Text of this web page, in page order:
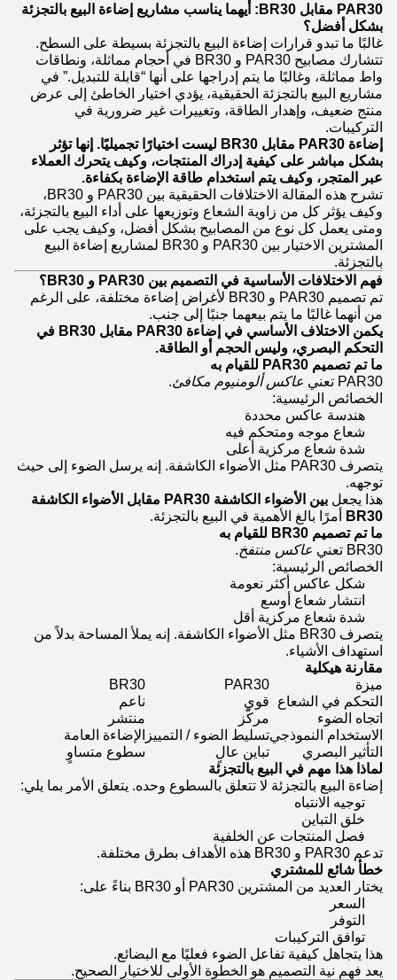
PAR30 مقابل BR30: أيهما يناسب مشاريع إضاءة البيع بالتجزئة
بشكل أفضل؟
غالبًا ما تبدو قرارات إضاءة البيع بالتجزئة بسيطة على السطح.
تتشارك مصابيح PAR30 و BR30 في أحجام مماثلة، ونطاقات
واط مماثلة، وغالبًا ما يتم إدراجها على أنها “قابلة للتبديل.” في
مشاريع البيع بالتجزئة الحقيقية، يؤدي اختيار الخاطئ إلى عرض
منتج ضعيف، وإهدار الطاقة، وتغييرات غير ضرورية في
التركيبات.
إضاءة PAR30 مقابل BR30 ليست اختيارًا تجميليًا. إنها تؤثر
بشكل مباشر على كيفية إدراك المنتجات، وكيف يتحرك العملاء
عبر المتجر، وكيف يتم استخدام طاقة الإضاءة بكفاءة.
تشرح هذه المقالة الاختلافات الحقيقية بين PAR30 و BR30،
وكيف يؤثر كل من زاوية الشعاع وتوزيعها على أداء البيع بالتجزئة،
ومتى يعمل كل نوع من المصابيح بشكل أفضل، وكيف يجب على
المشترين الاختيار بين PAR30 و BR30 لمشاريع إضاءة البيع
بالتجزئة.
فهم الاختلافات الأساسية في التصميم بين PAR30 و BR30؟
تم تصميم PAR30 و BR30 لأغراض إضاءة مختلفة، على الرغم
من أنهما غالبًا ما يتم بيعهما جنبًا إلى جنب.
يكمن الاختلاف الأساسي في إضاءة PAR30 مقابل BR30 في
التحكم البصري، وليس الحجم أو الطاقة.
ما تم تصميم PAR30 للقيام به
PAR30 تعني
عاكس ألومنيوم مكافئ.
الخصائص الرئيسية:
هندسة عاكس محددة
شعاع موجه ومتحكم فيه
شدة شعاع مركزية أعلى
يتصرف PAR30 مثل الأضواء الكاشفة. إنه يرسل الضوء إلى حيث
توجهه.
هذا يجعل
بين الأضواء الكاشفة PAR30 مقابل الأضواء الكاشفة
BR30
أمرًا بالغ الأهمية في البيع بالتجزئة.
ما تم تصميم BR30 للقيام به
BR30 تعني
عاكس منتفخ.
الخصائص الرئيسية:
شكل عاكس أكثر نعومة
انتشار شعاع أوسع
شدة شعاع مركزية أقل
يتصرف BR30 مثل الأضواء الكاشفة. إنه يملأ المساحة بدلاً من
استهداف الأشياء.
مقارنة هيكلية
ميزة
PAR30
BR30
التحكم في الشعاع
قوي
ناعم
اتجاه الضوء
مركّز
منتشر
الاستخدام النموذجيتسليط الضوء / التمييز الإضاءة العامة
التأثير البصري
تباين عالٍ
سطوع متساوٍ
لماذا هذا مهم في البيع بالتجزئة
إضاءة البيع بالتجزئة لا تتعلق بالسطوع وحده. يتعلق الأمر بما يلي:
توجيه الانتباه
خلق التباين
فصل المنتجات عن الخلفية
تدعم PAR30 و BR30 هذه الأهداف بطرق مختلفة.
خطأ شائع للمشتري
يختار العديد من المشترين PAR30 أو BR30 بناءً على:
السعر
التوفر
توافق التركيبات
هذا يتجاهل كيفية تفاعل الضوء فعليًا مع البضائع.
يعد فهم نية التصميم هو الخطوة الأولى للاختيار الصحيح.